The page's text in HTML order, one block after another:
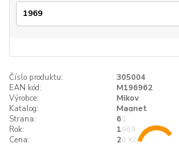
Číslo produktu:
305004
EAN kód:
M196962
Výrobce:
Mikov
Katalog:
Magnet
Strana:
62
Rok:
1969
Cena:
20 Kčs